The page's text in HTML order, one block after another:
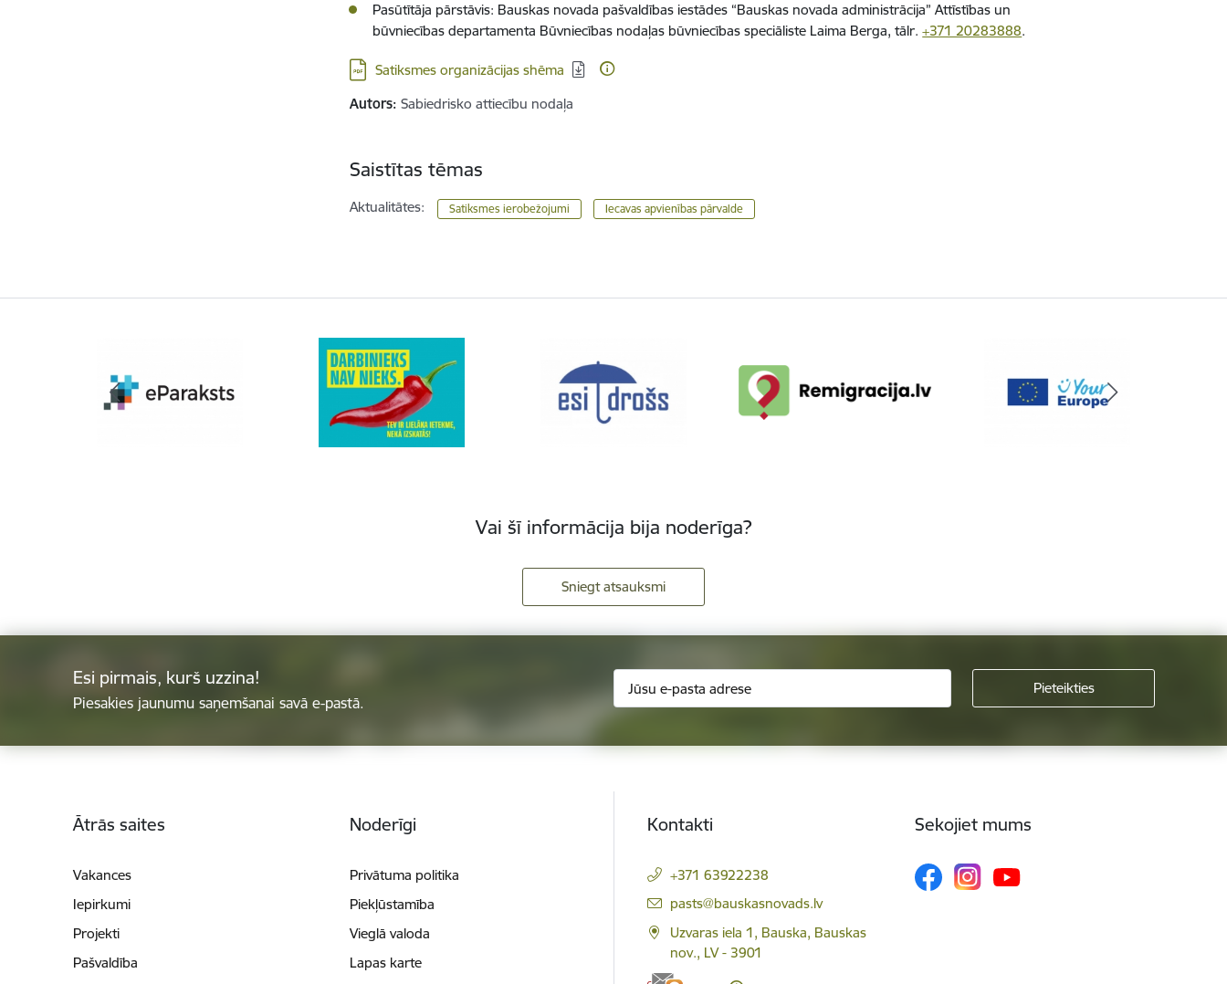
Pasūtītāja pārstāvis: Bauskas novada pašvaldības iestādes “Bauskas novada administrācija” Attīstības un
būvniecības departamenta Būvniecības nodaļas būvniecības speciāliste Laima Berga, tālr.+371 20283888.
Lejupielādēt:
Satiksmes organizācijas shēma
Autors: Sabiedrisko attiecību nodaļa
Saistītas tēmas
Aktualitātes: Satiksmes ierobežojumi Iecavas apvienības pārvalde
Vai šī informācija bija noderīga?
Sniegt atsauksmi
Esi pirmais, kurš uzzina!
Piesakies jaunumu saņemšanai savā e-pastā.
Ātrās saites
Vakances
Iepirkumi
Projekti
Pašvaldība
Noderīgi
Privātuma politika
Piekļūstamība
Vieglā valoda
Lapas karte
Kontakti
+371 63922238
E-pasts:
pasts@bauskasnovads.lv
Uzvaras iela 1, Bauska, Bauskas
nov., LV - 3901
Sekojiet mums